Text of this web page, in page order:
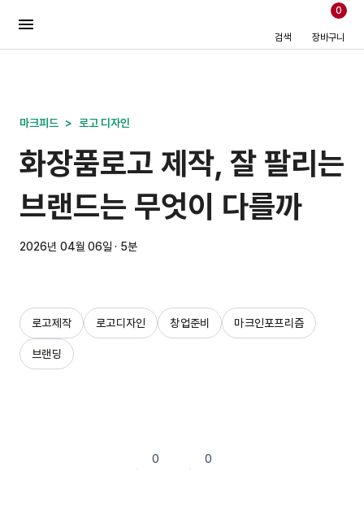
검색 장바구니
0
마크피드 > 로고 디자인
화장품로고 제작, 잘 팔리는
브랜드는 무엇이 다를까
2026년 04월 06일 · 5분
로고제작 로고디자인 창업준비 마크인포프리즘
브랜딩
0 0